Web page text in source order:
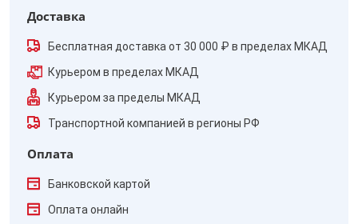
Доставка
Бесплатная доставка от 30 000 ₽ в пределах МКАД
Курьером в пределах МКАД
Курьером за пределы МКАД
Транспортной компанией в регионы РФ
Оплата
Банковской картой
Оплата онлайн